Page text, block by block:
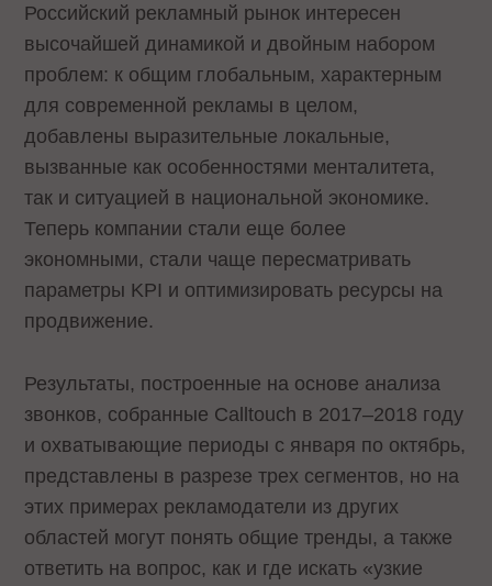
Российский рекламный рынок интересен
высочайшей динамикой и двойным набором
проблем: к общим глобальным, характерным
для современной рекламы в целом,
добавлены выразительные локальные,
вызванные как особенностями менталитета,
так и ситуацией в национальной экономике.
Теперь компании стали еще более
экономными, стали чаще пересматривать
параметры KPI и оптимизировать ресурсы на
продвижение.
Результаты, построенные на основе анализа
звонков, собранные Calltouch в 2017–2018 году
и охватывающие периоды с января по октябрь,
представлены в разрезе трех сегментов, но на
этих примерах рекламодатели из других
областей могут понять общие тренды, а также
ответить на вопрос, как и где искать «узкие